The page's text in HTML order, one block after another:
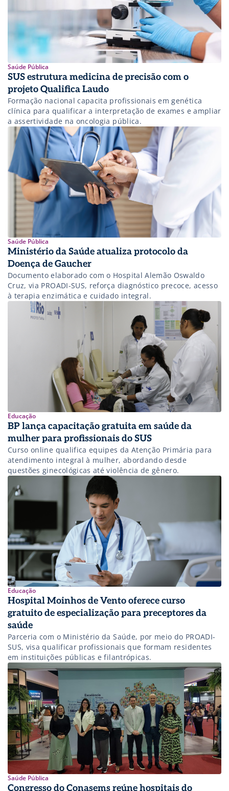
Saúde Pública
SUS estrutura medicina de precisão com o
projeto Qualifica Laudo
Formação nacional capacita profissionais em genética
clínica para qualificar a interpretação de exames e ampliar
a assertividade na oncologia pública.
Saúde Pública
Ministério da Saúde atualiza protocolo da
Doença de Gaucher
Documento elaborado com o Hospital Alemão Oswaldo
Cruz, via PROADI-SUS, reforça diagnóstico precoce, acesso
à terapia enzimática e cuidado integral.
Educação
BP lança capacitação gratuita em saúde da
mulher para profissionais do SUS
Curso online qualifica equipes da Atenção Primária para
atendimento integral à mulher, abordando desde
questões ginecológicas até violência de gênero.
Educação
Hospital Moinhos de Vento oferece curso
gratuito de especialização para preceptores da
saúde
Parceria com o Ministério da Saúde, por meio do PROADI-
SUS, visa qualificar profissionais que formam residentes
em instituições públicas e filantrópicas.
Saúde Pública
Congresso do Conasems reúne hospitais do